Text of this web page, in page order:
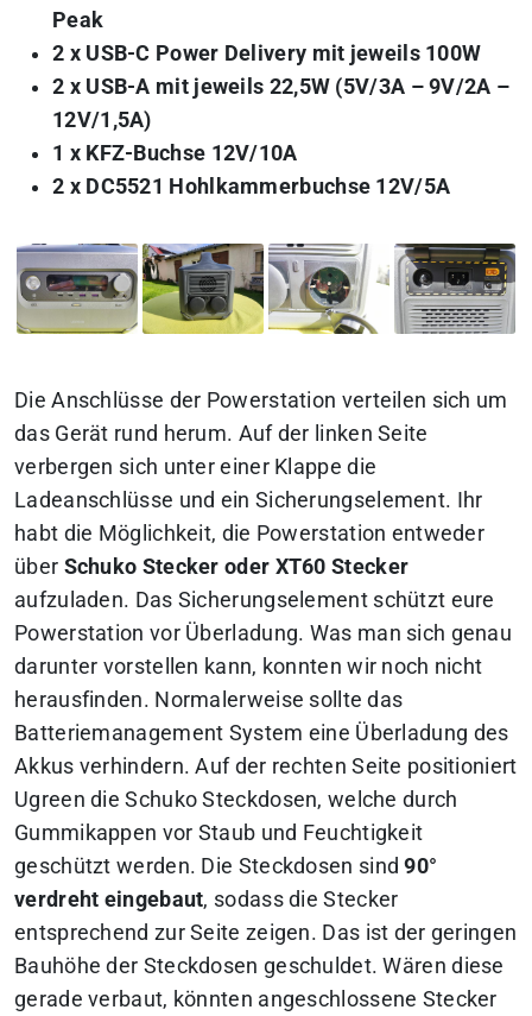
Peak
2 x USB-C Power Delivery mit jeweils 100W
2 x USB-A mit jeweils 22,5W (5V/3A – 9V/2A –
12V/1,5A)
1 x KFZ-Buchse 12V/10A
2 x DC5521 Hohlkammerbuchse 12V/5A
Die Anschlüsse der Powerstation verteilen sich um
das Gerät rund herum. Auf der linken Seite
verbergen sich unter einer Klappe die
Ladeanschlüsse und ein Sicherungselement. Ihr
habt die Möglichkeit, die Powerstation entweder
über Schuko Stecker oder XT60 Stecker
aufzuladen. Das Sicherungselement schützt eure
Powerstation vor Überladung. Was man sich genau
darunter vorstellen kann, konnten wir noch nicht
herausfinden. Normalerweise sollte das
Batteriemanagement System eine Überladung des
Akkus verhindern. Auf der rechten Seite positioniert
Ugreen die Schuko Steckdosen, welche durch
Gummikappen vor Staub und Feuchtigkeit
geschützt werden. Die Steckdosen sind90°
verdreht eingebaut, sodass die Stecker
entsprechend zur Seite zeigen. Das ist der geringen
Bauhöhe der Steckdosen geschuldet. Wären diese
gerade verbaut, könnten angeschlossene Stecker